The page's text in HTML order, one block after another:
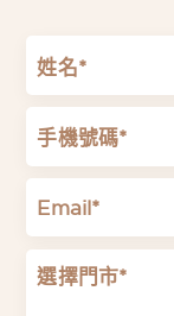
姓名*
手機號碼*
Email*
選擇門市*